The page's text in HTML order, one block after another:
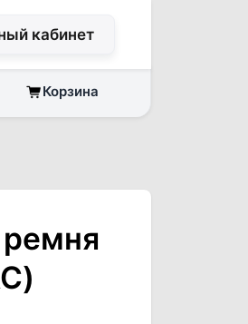
кабинет
Корзина